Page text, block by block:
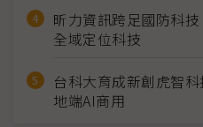
昕力資訊跨足國防科
全域定位科技
台科大育成新創虎智
地端AI商用